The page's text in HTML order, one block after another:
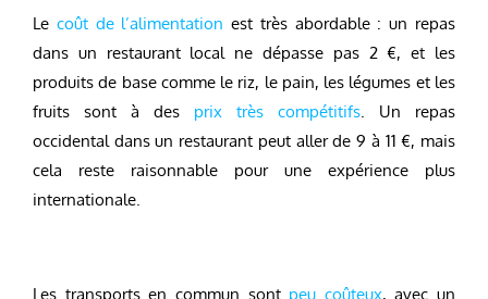
Le coût de l’alimentation est très abordable : un repas
dans un restaurant local ne dépasse pas 2 €, et les
produits de base comme le riz, le pain, les légumes et les
fruits sont à des prix très compétitifs . Un repas
occidental dans un restaurant peut aller de 9 à 11 €, mais
cela reste raisonnable pour une expérience plus
internationale.
Les transports en commun sont peu coûteux, avec un